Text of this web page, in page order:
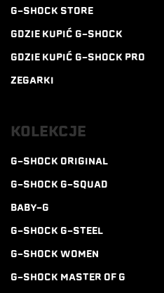
G-SHOCK STORE
GDZIE KUPIĆ G-SHOCK
GDZIE KUPIĆ G-SHOCK PRO
ZEGARKI
KOLEKCJE
G-SHOCK ORIGINAL
G-SHOCK G-SQUAD
BABY-G
G-SHOCK G-STEEL
G-SHOCK WOMEN
G-SHOCK MASTER OF G